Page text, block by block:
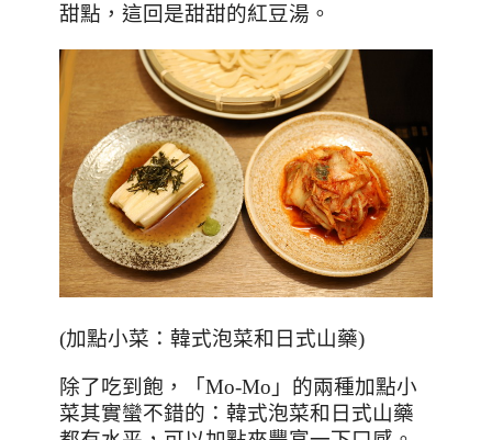
甜點，這回是甜甜的紅豆湯。
(加點小菜：韓式泡菜和日式山藥)
除了吃到飽，「 Mo-Mo 」的兩種加點小
菜其實蠻不錯的：韓式泡菜和日式山藥